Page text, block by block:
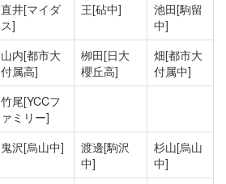
直井[マイダ
ス]
王[砧中] 池田[駒留
中]
山内[都市大
付属高]
栁田[日大
櫻丘高]
畑[都市大
付属中]
竹尾[YCCフ
ァミリー]
鬼沢[烏山中] 渡邊[駒沢
中]
杉山[烏山
中]